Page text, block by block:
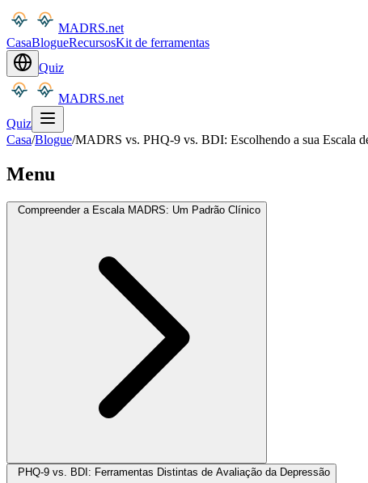
MADRS.net
CasaBlogueRecursosKit de ferramentas
Quiz
MADRS.net
Quiz
Casa/Blogue/MADRS vs. PHQ-9 vs. BDI: Escolhendo a sua Escala
Menu
Compreender a Escala MADRS: Um Padrão Clínico
PHQ-9 vs. BDI: Ferramentas Distintas de Avaliação da Depressão